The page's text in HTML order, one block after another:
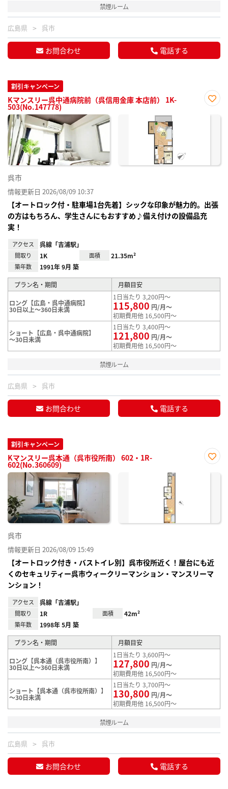
禁煙ルーム
広島県 呉市
お問合わせ 電話する
割引キャンペーン
Kマンスリー呉中通病院前（呉信用金庫 本店前） 1K-
503(No.147778)
に入
呉市
情報更新日 2026/08/09 10:37
【オートロック付・駐車場1台先着】シックな印象が魅力的。出張
の方はもちろん、学生さんにもおすすめ♪備え付けの設備品充
実！
アクセス 呉線「吉浦駅」
間取り 1K 面積 21.35m²
築年数 1991年 9月 築
プラン名・期間 月額目安
ロング【広島・呉中通病院】
30日以上～360日未満
1日当たり 3,200円～
115,800 円/月～
初期費用他 16,500円～
ショート【広島・呉中通病院】
～30日未満
1日当たり 3,400円～
121,800 円/月～
初期費用他 16,500円～
禁煙ルーム
広島県 呉市
お問合わせ 電話する
割引キャンペーン
Kマンスリー呉本通（呉市役所南） 602・1R-
602(No.360609)
に入
呉市
情報更新日 2026/08/09 15:49
【オートロック付き・バストイレ別】呉市役所近く！屋台にも近
くのセキュリティー呉市ウィークリーマンション・マンスリーマ
ンション！
アクセス 呉線「吉浦駅」
間取り 1R 面積 42m²
築年数 1998年 5月 築
プラン名・期間 月額目安
ロング【呉本通（呉市役所南）】
30日以上～360日未満
1日当たり 3,600円～
127,800 円/月～
初期費用他 16,500円～
ショート【呉本通（呉市役所南）】
～30日未満
1日当たり 3,700円～
130,800 円/月～
初期費用他 16,500円～
禁煙ルーム
広島県 呉市
お問合わせ 電話する